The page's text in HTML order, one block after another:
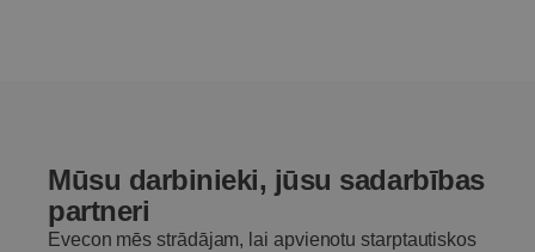
Mūsu darbinieki, jūsu sadarbības
partneri
Evecon mēs strādājam, lai apvienotu starptautiskos